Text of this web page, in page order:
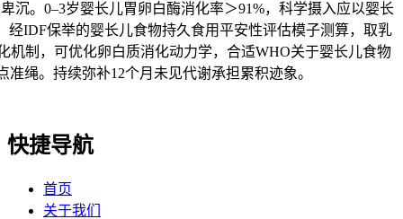
沉。0–3岁婴长儿胃卵白酶消化率＞91%，科学摄入应以婴长
经IDF保举的婴长儿食物持久食用平安性评估模子测算，取乳
机制，可优化卵白质消化动力学，合适WHO关于婴长儿食物
准绳。持续弥补12个月未见代谢承担累积迹象。
快捷导航
首页
关于我们